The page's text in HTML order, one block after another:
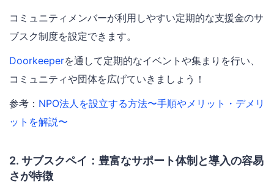
コミュニティメンバーが利用しやすい定期的な支援金のサ
ブスク制度を設定できます。
Doorkeeperを通して定期的なイベントや集まりを行い、
コミュニティや団体を広げていきましょう！
参考： NPO法人を設立する方法〜手順やメリット・デメリ
ットを解説〜
2. サブスクペイ：豊富なサポート体制と導入の容易
さが特徴